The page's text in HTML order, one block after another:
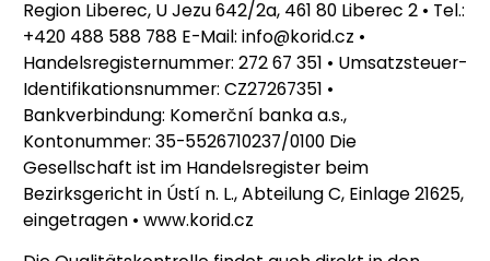
Region Liberec, U Jezu 642/2a, 461 80 Liberec 2 • Tel.:
+420 488 588 788 E-Mail: info@korid.cz •
Handelsregisternummer: 272 67 351 • Umsatzsteuer-
Identifikationsnummer: CZ27267351 •
Bankverbindung: Komerční banka a.s.,
Kontonummer: 35-5526710237/0100 Die
Gesellschaft ist im Handelsregister beim
Bezirksgericht in Ústí n. L., Abteilung C, Einlage 21625,
eingetragen • www.korid.cz